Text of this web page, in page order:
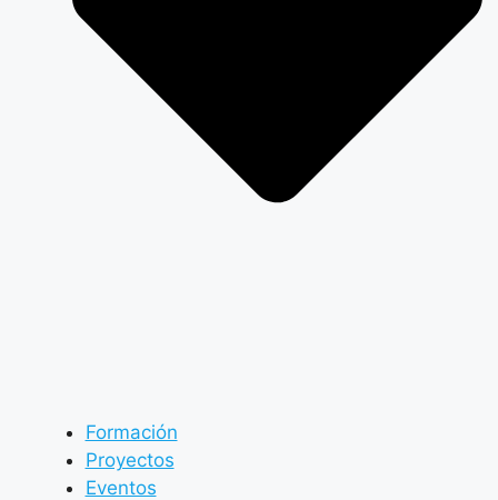
Formación
Proyectos
Eventos